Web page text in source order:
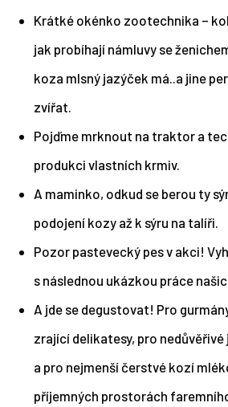
Krátké okénko zootechnika –
jak probíhají námluvy se
koza mlsný jazýček má..a jine
zvířat.
Pojďme mrknout na traktor a
produkci vlastních krmiv.
A maminko, odkud se berou ty
podojení kozy až k sýru na talíři.
Pozor pastevecký pes v akci!
s následnou ukázkou práce
A jde se degustovat! Pro
zrající delikatesy, pro
a pro nejmenší čerstvé kozí
příjemných prostorách